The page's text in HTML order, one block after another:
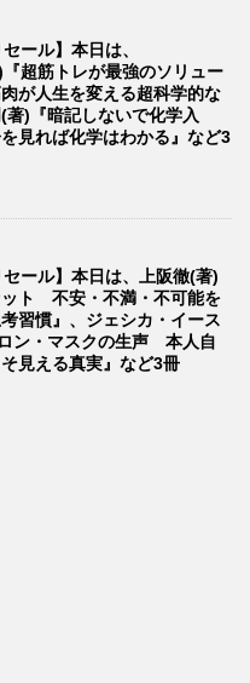
ール】本日は、
超筋トレが最強のソリュー
が人生を変える超科学的な
)『暗記しないで化学入
れば化学はわかる』など3
ール】本日は、上阪徹(著)
ット 不安・不満・不可能を
習慣』、ジェシカ・イース
ン・マスクの生声 本人自
見える真実』など3冊